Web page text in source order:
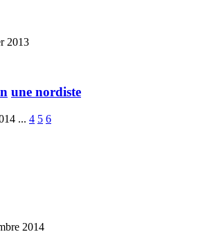
2013
une nordiste
... 4 5 6
2014